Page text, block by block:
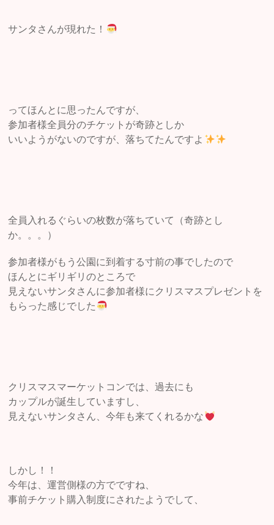
サンタさんが現れた！
ってほんとに思ったんですが、
参加者様全員分のチケットが奇跡としか
いいようがないのですが、落ちてたんですよ
全員入れるぐらいの枚数が落ちていて（奇跡とし
か。。。）
参加者様がもう公園に到着する寸前の事でしたので
ほんとにギリギリのところで
見えないサンタさんに参加者様にクリスマスプレゼントを
もらった感じでした
クリスマスマーケットコンでは、過去にも
カップルが誕生していますし、
見えないサンタさん、今年も来てくれるかな
しかし！！
今年は、運営側様の方でですね、
事前チケット購入制度にされたようでして、